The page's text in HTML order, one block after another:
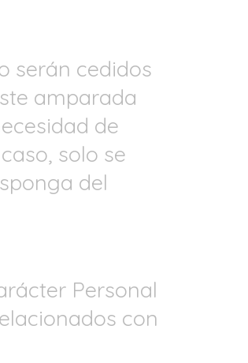
serán cedidos
amparada
de
solo se
del
Personal
con